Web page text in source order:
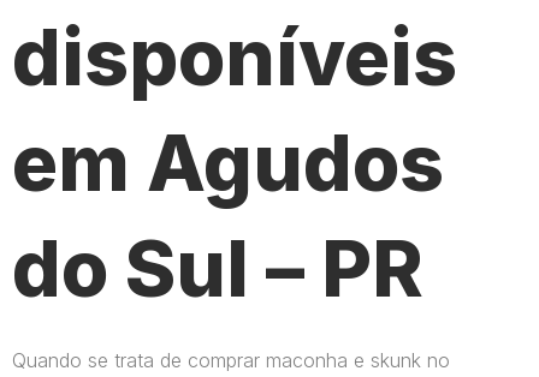
disponíveis
em Agudos
do Sul – PR
Quando se trata de comprar maconha e skunk no